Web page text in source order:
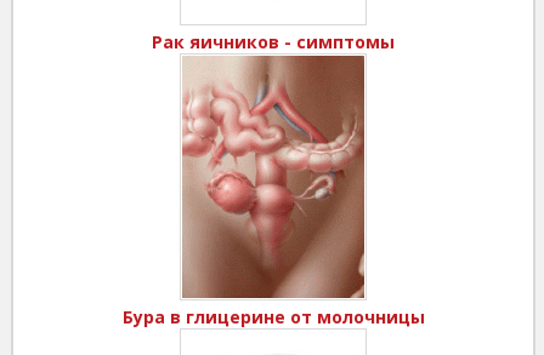
Рак яичников - симптомы
Бура в глицерине от молочницы